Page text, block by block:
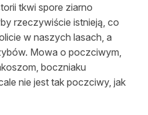
tkwi spore ziarno
rzeczywiście istnieją, co
w naszych lasach, a
Mowa o poczciwym,
boczniaku
nie jest tak poczciwy, jak